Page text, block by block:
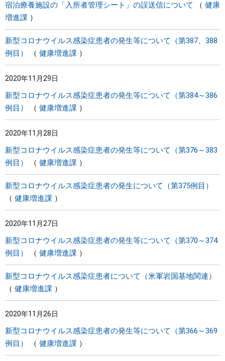
宿泊療養施設の「入所者管理シート」の誤送信について
健康
増進課
新型コロナウイルス感染症患者の発生等について（第387、388
例目）
健康増進課
2020年11月29日
新型コロナウイルス感染症患者の発生等について（第384～386
例目）
健康増進課
2020年11月28日
新型コロナウイルス感染症患者の発生等について（第376～383
例目）
健康増進課
新型コロナウイルス感染症患者の発生について（第375例目）
健康増進課
2020年11月27日
新型コロナウイルス感染症患者の発生等について（第370～374
例目）
健康増進課
新型コロナウイルス感染症患者について（米軍岩国基地関連）
健康増進課
2020年11月26日
新型コロナウイルス感染症患者の発生等について（第366～369
例目）
健康増進課